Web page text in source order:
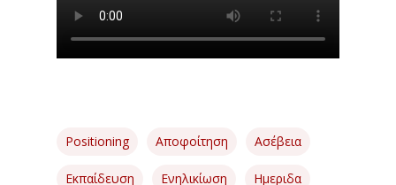
Positioning Αποφοίτηση Ασέβεια
Εκπαίδευση Ενηλικίωση Ημεριδα
Εταιρείες
Περιοδικά
Επικοινωνία